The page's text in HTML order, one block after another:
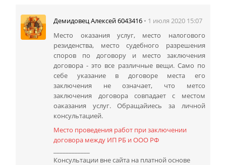
Демидовец Алексей 6043416 • 1 июля 2020 15:07
Место оказания услуг, место налогового
резиденства, место судебного разрешения
споров по договору и место заключения
договора - это все различные вещи. Само по
себе указание в договоре места его
заключения не означает, что метсо
заключения договора совпадает с местом
оаказания услуг. Обращайиесь за личной
консультацией.
Место проведения работ при заключении
договора между ИП РБ и ООО РФ
Консультации вне сайта на платной основе